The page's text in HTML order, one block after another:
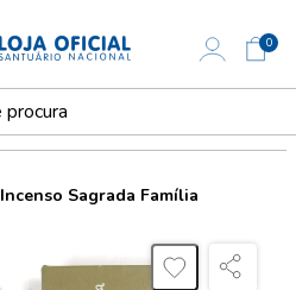
0
Incenso Sagrada Família